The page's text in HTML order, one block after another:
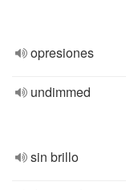
opresiones
undimmed
sin brillo